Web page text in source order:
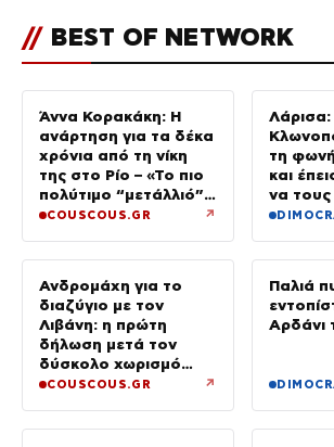
// BEST OF NETWORK
Άννα Κορακάκη: Η
ανάρτηση για τα δέκα
χρόνια από τη νίκη
της στο Ρίο – «Το πιο
πολύτιμο “μετάλλιό”
μου είναι η κόρη μου»
COUSCOUS.GR ↗
Λάρισα:
τη
και
να
Ανδρομάχη για το
διαζύγιο με τον
Λιβάνη: η πρώτη
δήλωση μετά τον
δύσκολο χωρισμό
«Όποιος έχει…»
COUSCOUS.GR ↗
Παλιά
Αρδάνι